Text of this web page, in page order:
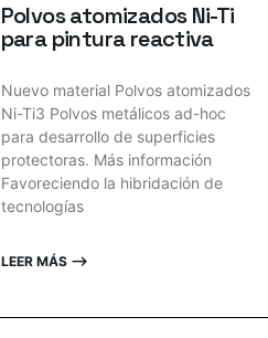
Polvos atomizados Ni-Ti
para pintura reactiva
Nuevo material Polvos atomizados
Ni-Ti3 Polvos metálicos ad-hoc
para desarrollo de superficies
protectoras. Más información
Favoreciendo la hibridación de
tecnologías
LEER MÁS ⟶